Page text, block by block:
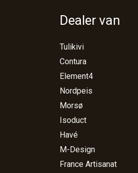
Dealer van
Tulikivi
Contura
Element4
Nordpeis
Morsø
Isoduct
Havé
M-Design
France Artisanat